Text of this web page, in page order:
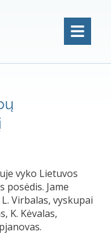
vyko Lietuvos
Jame
Virbalas, vyskupai
K. Kėvalas,